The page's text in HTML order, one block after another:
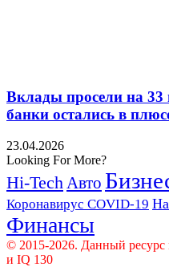
Вклады просели на 33
банки остались в
23.04.2026
Looking For More?
Hi-Tech Авто
Коронавирус COVID-19
Финансы
© 2015-2026. Данный ресурс
и IQ 130